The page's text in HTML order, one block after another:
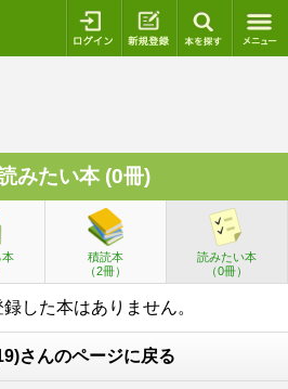
ログイン 新規登録
みたい本 (0冊)
本
積読本
（2冊）
読みたい本
（0冊）
した本はありません。
さんのページに戻る